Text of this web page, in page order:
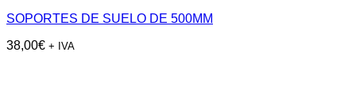
SOPORTES DE SUELO DE 500MM
38,00€ + IVA